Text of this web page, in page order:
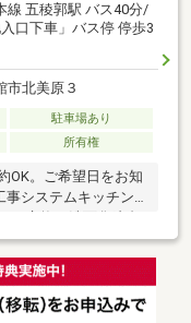
線 五稜郭駅 バス40分/
入口下車」バス停 停歩3
市北美原３
駐車場あり
所有権
OK。ご希望日をお知
事システムキッチン
ロス張替え、建具交
ンターホン設置、火
、漏電点検、設備点
ト】・雨漏り、構造